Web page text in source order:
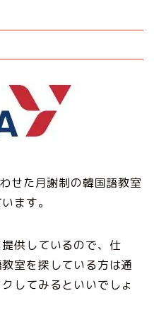
せた月謝制の韓国語教室
ます。
供しているので、仕
室を探している方は通
してみるといいでしょ